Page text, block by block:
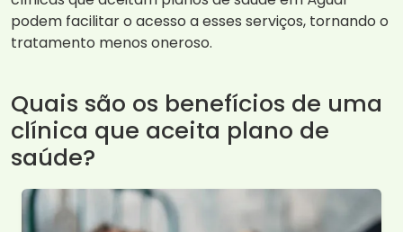
podem facilitar o acesso a esses serviços, tornando o
tratamento menos oneroso.
Quais são os benefícios de uma
clínica que aceita plano de
saúde?